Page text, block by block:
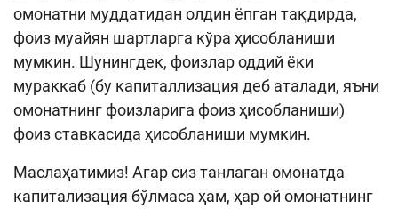
омонатни муддатидан олдин ёпган тақдирда,
фоиз муайян шартларга кўра ҳисобланиши
мумкин. Шунингдек, фоизлар оддий ёки
мураккаб (бу капиталлизация деб аталади, яъни
омонатнинг фоизларига фоиз ҳисобланиши)
фоиз ставкасида ҳисобланиши мумкин.
Маслаҳатимиз! Агар сиз танлаган омонатда
капитализация бўлмаса ҳам, ҳар ой омонатнинг